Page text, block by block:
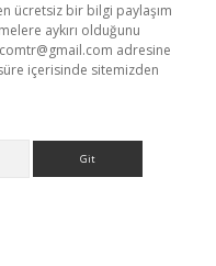
ücretsiz bir bilgi paylaşım
aykırı olduğunu
adresine
içerisinde sitemizden